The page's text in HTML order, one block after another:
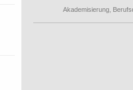
Akademisierung